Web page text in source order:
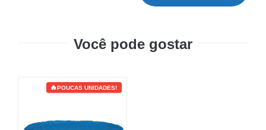
Você pode gostar
POUCAS UNIDADES!